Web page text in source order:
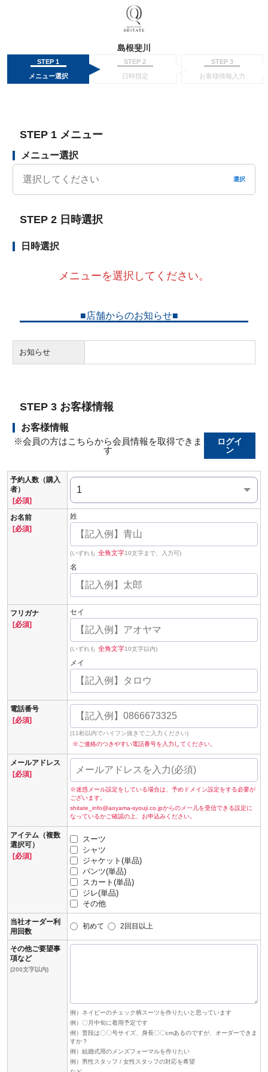
島根斐川
STEP 1
メニュー選択
STEP 2
日時指定
STEP 3
お客様情報入力
STEP 1 メニュー
メニュー選択
選択
STEP 2 日時選択
日時選択
メニューを選択してください。
■店舗からのお知らせ■
お知らせ
STEP 3 お客様情報
お客様情報
※会員の方はこちらから会員情報を取得できま
す
ログイ
ン
予約人数（購入
者）
[必須]
お名前
[必須]
姓
(いずれも 全角文字10文字まで、入力可)
名
フリガナ
[必須]
セイ
(いずれも 全角文字10文字以内)
メイ
電話番号
[必須]
(11桁以内でハイフン抜きでご入力ください)
※ご連絡のつきやすい電話番号を入力してください。
メールアドレス
[必須]
※迷惑メール設定をしている場合は、予めドメイン設定をする必要が
ございます。
shitate_info@aoyama-syouji.co.jpからのメ一儿を受信できる設定に
なっているかご確認の上、お申込みください。
アイテム（複数
選択可）
[必須]
スーツ
シャツ
ジャケット(単品)
パンツ(単品)
スカート(単品)
ジレ(単品)
その他
当社オーダー利
用回数
初めて 2回目以上
その他ご要望事
項など
(200文字以内)
例）ネイビーのチェック柄スーツを作りたいと思っています
例）〇月中旬に着用予定です
例）普段は〇〇号サイズ、身長〇〇cmあるのですが、オーダーできま
すか？
例）結婚式用のメンズフォーマルを作りたい
例）男性スタッフ / 女性スタッフの対応を希望